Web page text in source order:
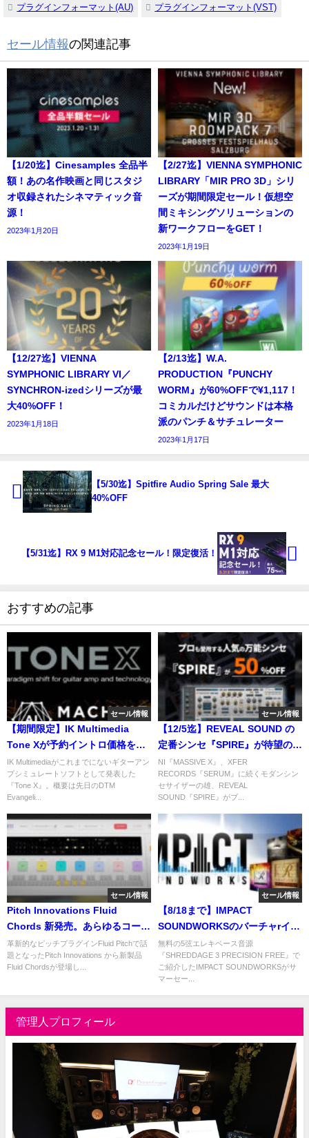
プラグインフォーマット(AU) プラグインフォーマット(VST)
セール情報の関連記事
【1/20迄】Cinesamples 全品半
額！あの名作映画と同じスタジ
オ収録されたシネマティック音
源！
2023年1月20日
【2/27迄】VIENNA SYMPHONIC
LIBRARY「MIR PRO 3D」シリ
ーズが期間限定セール！仮想空
間ミキシングソリューションの
新ワークフローをGET！
2023年1月19日
【12/27迄】VIENNA
SYMPHONIC LIBRARY VI／
SYNCHRON-izedシリーズが最
大40%OFF！
2023年1月18日
【2/13迄】W.A.
PRODUCTION『PUNCHY
WORM』が60%OFFで¥1,117！
コミカルだけどサウンドは本格
派のパンチ＆サチュレーター
2023年1月17日
【5/30迄】Spitfire Audio Spring Sale 最大
40%OFF
【5/31迄】RX 9 M1対応記念セール！限定復活！
おすすめの記事
セール情報
【期間限定】IK Multimedia
Tone Xが予約イントロ価格を発
表！AIを利用したギターアンプ
シミュレートソフトウェア！
IK Multimediaがこれまでにないギターアン
プシミュレートソフトとして発表した
『Tone X』。概要は先日のDTM
Evangeli...
セール情報
【12/5迄】REVEAL SOUND の
定番シンセ『SPIRE』が待望のブ
ラックフライデーセールで半
額！
NI『MASSIVE X』、XFER
RECORDS『SERUM』に続くモダンシン
セサイザーの雄、REVEAL
SOUND『SPIRE』がブ...
セール情報
Pitch Innovations Fluid
Chords 新発売。あらゆるコード
からコードにベンドする、イン
テリジェントベンドプラグイ
革新的なピッチプラグインFluid Pitchで話
題となったPitch Innovations から新製品
Fluid Chordsが登場し...
セール情報
【8/18まで】IMPACT
SOUNDWORKSのバーチャrイン
ストゥルメントが最大
51%OFF！
無料の5弦エレキベース音源
『SHREDDAGE 3 PRECISION FREE』で
ご紹介したIMPACT SOUNDWORKSがサ
マーセー...
管理人プロフィール